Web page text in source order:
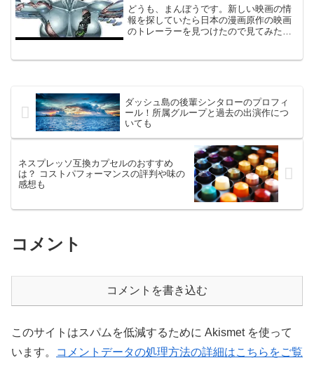
どうも、まんぼうです。新しい映画の情
報を探していたら日本の漫画原作の映画
のトレーラーを見つけたので見てみたの
ダッシュ島の後輩シンタローのプロフィ
ール！所属グループと過去の出演作につ
いても
ネスプレッソ互換カプセルのおすすめ
は？ コストパフォーマンスの評判や味の
感想も
コメント
コメントを書き込む
このサイトはスパムを低減するために Akismet を使って
います。
コメントデータの処理方法の詳細はこちらをご覧